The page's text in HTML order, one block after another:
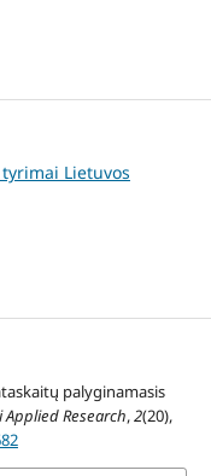
Lietuvos
palyginamasis
Applied Research,2(20),